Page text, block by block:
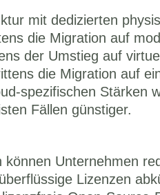
mit dedizierten
die Migration auf
der Umstieg auf
die Migration auf
spezifischen
Fällen günstiger.
Unternehmen
Lizenzen